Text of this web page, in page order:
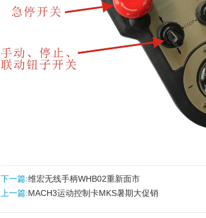
下一篇:维宏无线手柄WHB02重新面市
上一篇:MACH3运动控制卡MKS暑期大促销